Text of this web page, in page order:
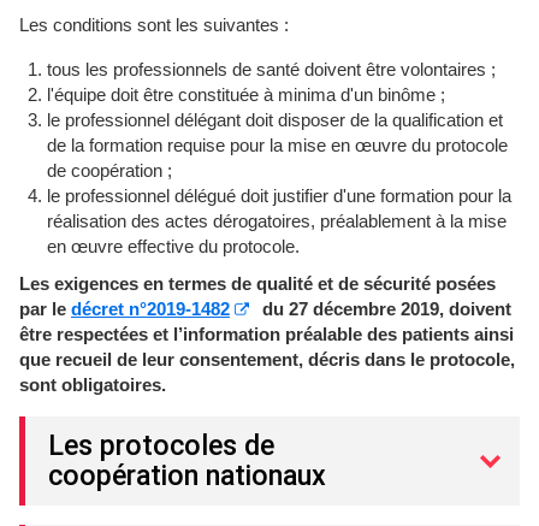
Les conditions sont les suivantes :
tous les professionnels de santé doivent être volontaires ;
l'équipe doit être constituée à minima d'un binôme ;
le professionnel délégant doit disposer de la qualification et
de la formation requise pour la mise en œuvre du protocole
de coopération ;
le professionnel délégué doit justifier d'une formation pour la
réalisation des actes dérogatoires, préalablement à la mise
en œuvre effective du protocole.
Les exigences en termes de qualité et de sécurité posées
par le décret n°2019-1482
du 27 décembre 2019, doivent
être respectées et l’information préalable des patients ainsi
que recueil de leur consentement, décris dans le protocole,
sont obligatoires.
Les protocoles de
coopération nationaux